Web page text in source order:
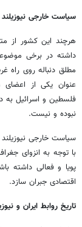
سیاست خارجی نیوزیلند
هرچند این کشور از
داشته در برخی
مطلق دنباله روی راه
عنوان یکی از
فلسطین و اسرائیل به
نبوده و نیست.
سیاست خارجی
با توجه به انزوای
پویا و فعالی داشته
اقتصادی جبران سازد.
تاریخ روابط ایران و